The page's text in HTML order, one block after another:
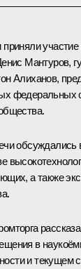
приняли
Мантуров,
Алиханов,
федеральных
а также
в
и текущем